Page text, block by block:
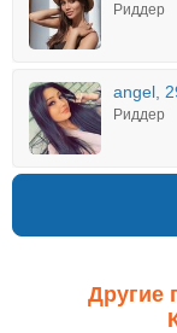
Риддер
angel,
Риддер
Другие